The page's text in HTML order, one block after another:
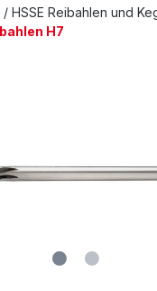
/ HSSE Reibahlen und
H7